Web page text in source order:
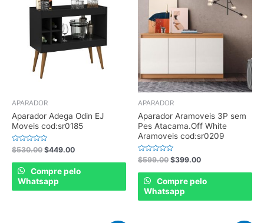
APARADOR
Aparador Adega Odin EJ
Moveis cod:sr0185
Rated
0
out
$530.00 $449.00
Compre pelo
Whatsapp
APARADOR
Aparador Aramoveis 3P sem
Pes Atacama.Off White
Aramoveis cod:sr0209
Rated
0
out
$599.00 $399.00
Compre pelo
Whatsapp